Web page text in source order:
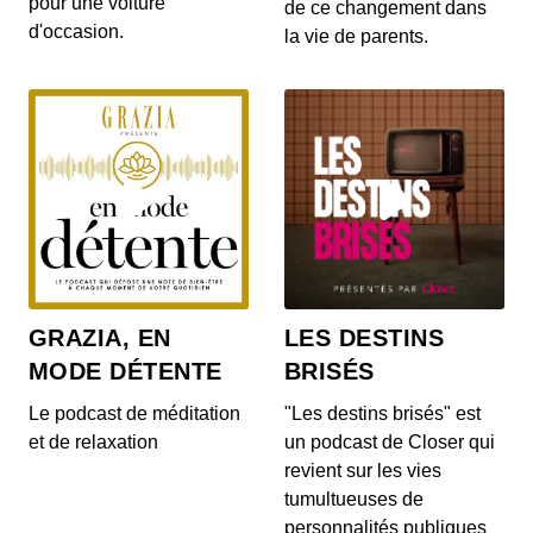
Le Range Rover et le Range Rover Sport s’offrent
quelques nouveautés ! On en parle dans...
S12E140: L'actu auto du 17 juillet 2020
00:04:05 - IL Y A 6 ANS
Au menu de ce vendredi 17 juillet : la découverte
du Cupra Formentor, la présentation de...
S12E139: L'actu auto du 16 juillet 2020
00:03:46 - IL Y A 6 ANS
Au menu du JT du jour : la Mercedes-AMG GT
Black Series, la Porsche 911 Turbo et le Ford...
d'occasion.
de ce changement dans
la vie de parents.
GRAZIA, EN
MODE DÉTENTE
Le podcast de méditation
et de relaxation
LES DESTINS
BRISÉS
"Les destins brisés" est
un podcast de Closer qui
revient sur les vies
tumultueuses de
personnalités publiques